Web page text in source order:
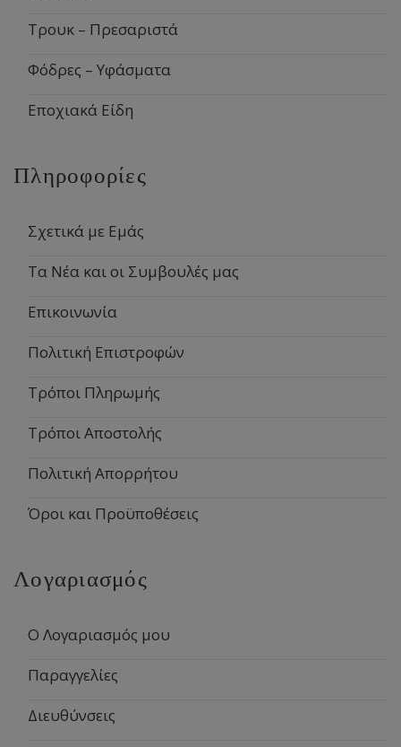
Τρουκ – Πρεσαριστά
Φόδρες – Υφάσματα
Εποχιακά Είδη
Πληροφορίες
Σχετικά με Εμάς
Τα Νέα και οι Συμβουλές μας
Επικοινωνία
Πολιτική Επιστροφών
Τρόποι Πληρωμής
Τρόποι Αποστολής
Πολιτική Απορρήτου
Όροι και Προϋποθέσεις
Λογαριασμός
Ο Λογαριασμός μου
Παραγγελίες
Διευθύνσεις